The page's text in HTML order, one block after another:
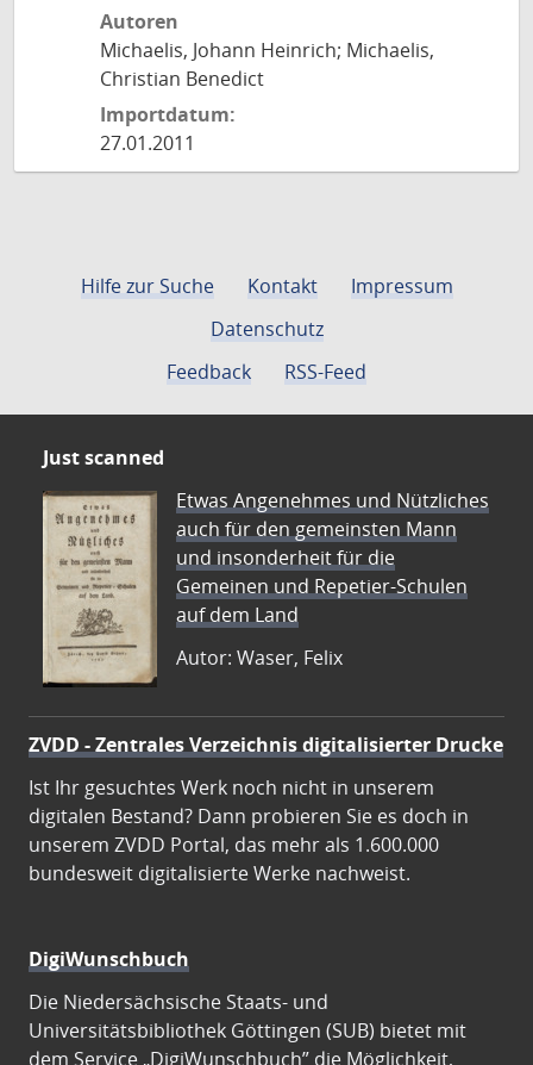
Autoren
Michaelis, Johann Heinrich; Michaelis,
Christian Benedict
Importdatum:
27.01.2011
Hilfe zur Suche Kontakt
Impressum
Datenschutz
Feedback
RSS-Feed
Just scanned
Etwas Angenehmes und Nützliches
auch für den gemeinsten Mann
und insonderheit für die
Gemeinen und Repetier-Schulen
auf dem Land
Autor: Waser, Felix
ZVDD - Zentrales Verzeichnis digitalisierter Drucke
Ist Ihr gesuchtes Werk noch nicht in unserem
digitalen Bestand? Dann probieren Sie es doch in
unserem ZVDD Portal, das mehr als 1.600.000
bundesweit digitalisierte Werke nachweist.
DigiWunschbuch
Die Niedersächsische Staats- und
Universitätsbibliothek Göttingen (SUB) bietet mit
dem Service „DigiWunschbuch” die Möglichkeit,